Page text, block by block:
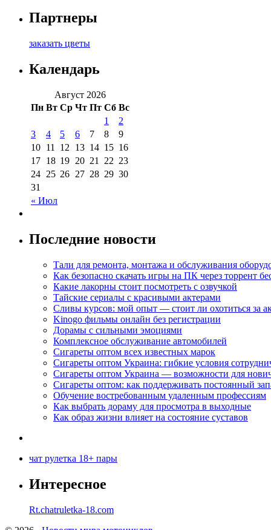
Партнеры
заказать цветы
Календарь
Август 2026
Пн Вт Ср Чт Пт Сб Вс
« Июл
1
2
3
4 5 6 7 8
9
10 11 12 13 14 15 16
17 18 19 20 21 22 23
24 25 26 27 28 29 30
31
Последние новости
Тали для ремонта, монтажа и обслуживания
Как безопасно скачать игры на ПК через торрент
Какие лакорны стоит посмотреть с озвучкой
Тайские сериалы с красивыми актерами
Сливы курсов: мой опыт — стоит ли охотиться за
Kinogo фильмы онлайн без регистрации
Дорамы с сильными эмоциями
Комплексное обслуживание автомобилей
Сигареты оптом всех известных марок
Сигареты оптом Украина: гибкие условия
Сигареты оптом Украина — возможности для
Сигареты оптом: как поддерживать постоянный
Обучение востребованным удаленным профессиям
Как выбрать дораму для просмотра в выходные
Как образ жизни влияет на состояние суставов
чат рулетка 18+ пары
Интересное
Rt.chatruletka-18.com